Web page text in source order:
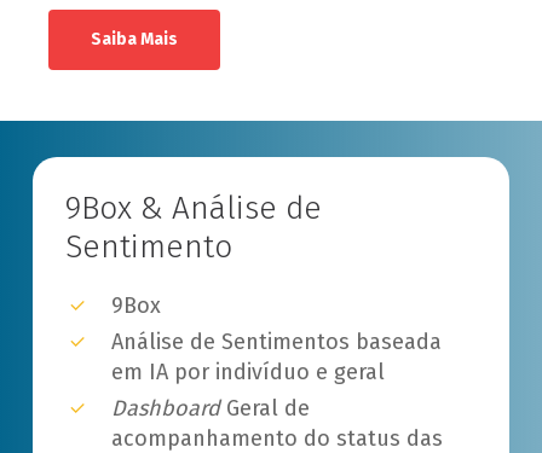
Saiba Mais
9Box & Análise de
Sentimento
9Box
Análise de Sentimentos baseada
em IA por indivíduo e geral
DashboardGeral de
acompanhamento do status das